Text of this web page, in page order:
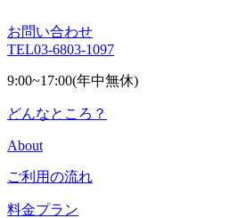
お問い合わせ
TEL03-6803-1097
9:00~17:00(年中無休)
どんなところ？
About
ご利用の流れ
料金プラン